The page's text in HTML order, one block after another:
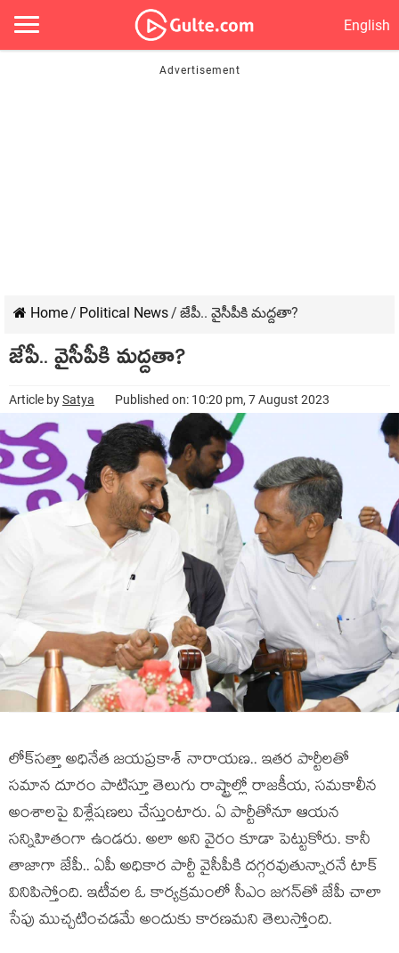
English
Home/ Political News/ జేపీ.. వైసీపీకి మ‌ద్ద‌తా?
జేపీ.. వైసీపీకి మ‌ద్ద‌తా?
Article bySatya Published on: 10:20 pm, 7 August 2023
లోక్‌స‌త్తా అధినేత జ‌య‌ప్ర‌కాశ్ నారాయ‌ణ‌.. ఇత‌ర పార్టీల‌తో
స‌మాన దూరం పాటిస్తూ తెలుగు రాష్ట్రాల్లో రాజ‌కీయ‌, స‌మ‌కాలీన
అంశాల‌పై విశ్లేష‌ణలు చేస్తుంటారు. ఏ పార్టీతోనూ ఆయ‌న
స‌న్నిహితంగా ఉండ‌రు. అలా అని వైరం కూడా పెట్టుకోరు. కానీ
తాజాగా జేపీ.. ఏపీ అధికార పార్టీ వైసీపీకి ద‌గ్గ‌ర‌వుతున్నార‌నే టాక్
వినిపిస్తోంది. ఇటీవ‌ల ఓ కార్య‌క్ర‌మంలో సీఎం జ‌గ‌న్‌తో జేపీ చాలా
సేపు ముచ్చ‌టించ‌డ‌మే అందుకు కార‌ణ‌మ‌ని తెలుస్తోంది.